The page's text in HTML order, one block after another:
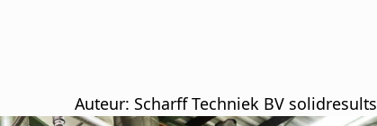
Auteur: Scharff Techniek BV solidresults